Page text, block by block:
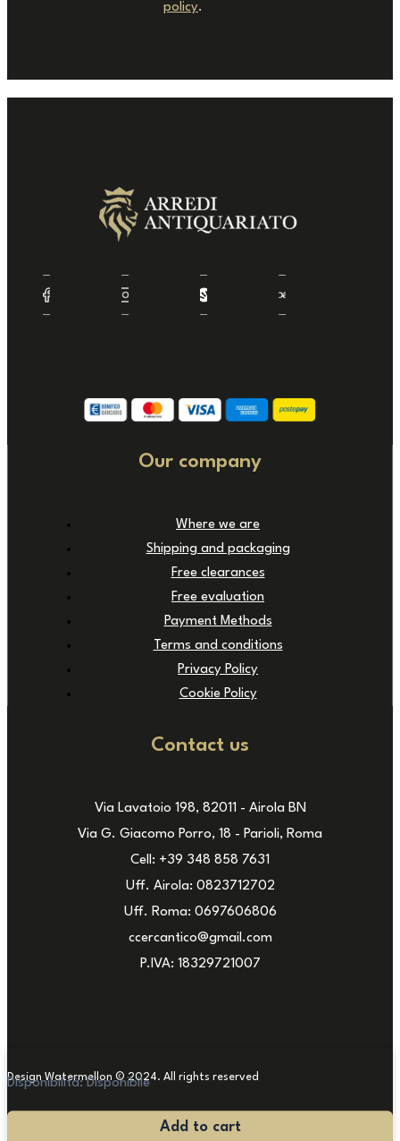
policy.
Our company
Where we are
Shipping and packaging
Free clearances
Free evaluation
Payment Methods
Terms and conditions
Privacy Policy
Cookie Policy
Contact us
Via Lavatoio 198, 82011 - Airola BN
Via G. Giacomo Porro, 18 - Parioli, Roma
Cell: +39 348 858 7631
Uff. Airola: 0823712702
Uff. Roma: 0697606806
ccercantico@gmail.com
P.IVA: 18329721007
Design Watermellon © 2024. All rights reserved
Disponibilità: Disponibile
Coppia
Add to cart